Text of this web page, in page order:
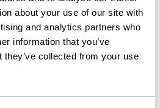
about your use of our site with
and analytics partners who
information that you’ve
they’ve collected from your use
359,00kr.